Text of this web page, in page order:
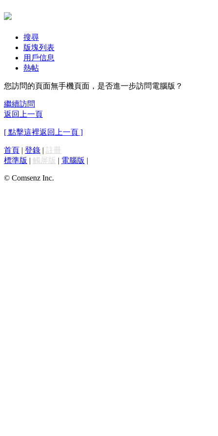
搜尋
版塊列表
用戶信息
熱帖
您訪問的頁面無手機頁面，是否進一步訪問電腦版？
繼續訪問
返回上一頁
[ 點擊這裡返回上一頁 ]
首頁 | 登錄 | 註冊
標準版 | 觸屏版 | 電腦版 |
© Comsenz Inc.